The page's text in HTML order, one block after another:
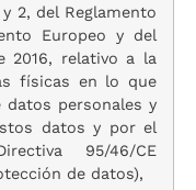
2, del Reglamento
Europeo y del
2016, relativo a la
físicas en lo que
personales y
datos y por el
95/46/CE
de datos),